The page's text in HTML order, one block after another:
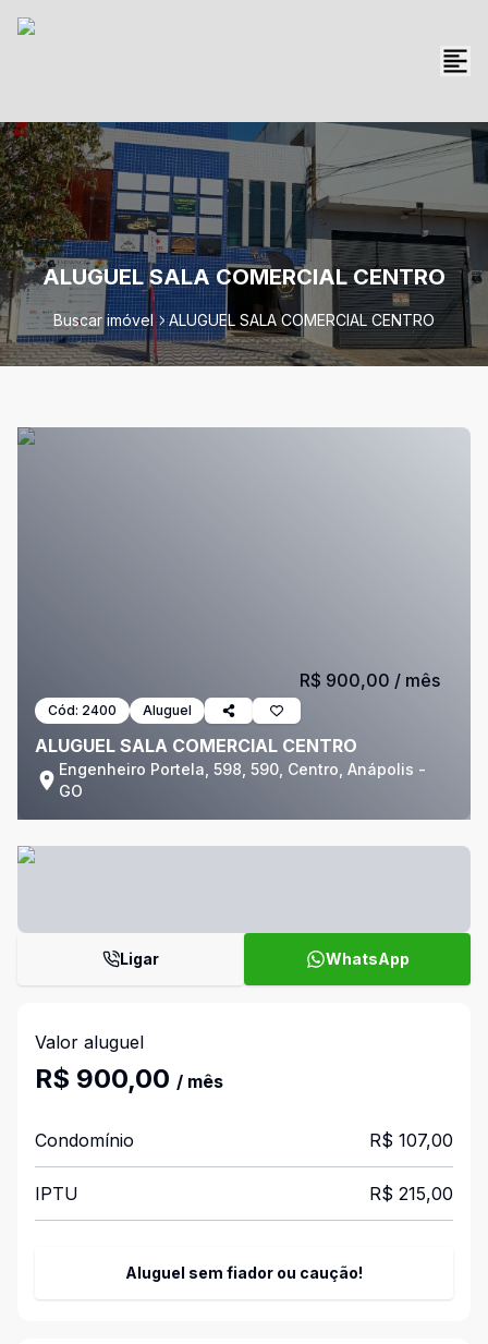
ALUGUEL SALA COMERCIAL CENTRO
Buscar imóvel ALUGUEL SALA COMERCIAL CENTRO
Cód: 2400 Aluguel
ALUGUEL SALA COMERCIAL CENTRO
Engenheiro Portela, 598, 590, Centro, Anápolis -
GO
R$ 900,00 / mês
Ligar WhatsApp
Valor aluguel
R$ 900,00 / mês
Condomínio R$ 107,00
IPTU R$ 215,00
Aluguel sem fiador ou caução!